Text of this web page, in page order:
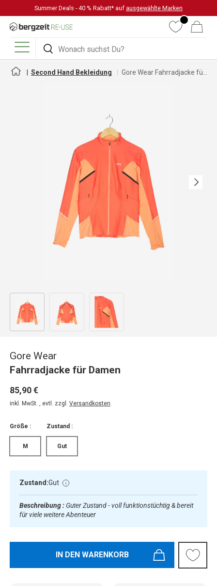
DIREKT ZUM INHALT
Summer Deals - 40 % Rabatt* auf ausgewählte Marken
Suchen
Suchen
WunschlisteWarenkorb
Menü
Second Hand Bekleidung
Nächste
Bild 1 in Galerieansicht laden
Gore Wear
Fahrradjacke für Damen
85,90 €
inkl. MwSt. , evtl. zzgl. Versandkosten
Größe :
M
Zustand :
Gut
Zustand:Gut
Beschreibung : Guter Zustand - voll funktionstüchtig & bereit
für viele weitere Abenteuer
IN DEN WARENKORB